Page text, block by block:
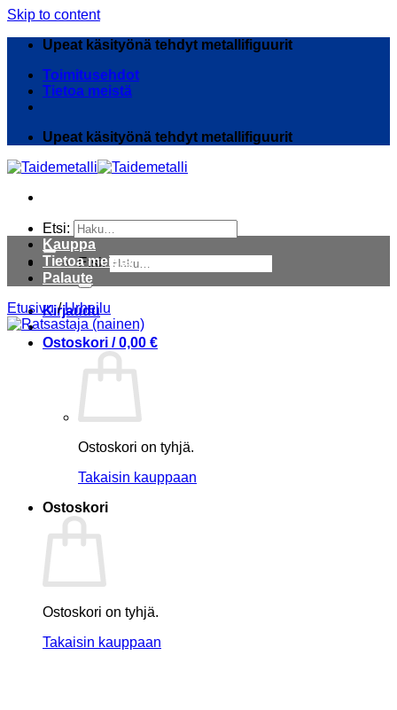
Skip to content
Upeat käsityönä tehdyt metallifiguurit
Toimitusehdot
Tietoa meistä
Upeat käsityönä tehdyt metallifiguurit
Etsi:
Etsi:
Kirjaudu
Ostoskori /0,00 €
Ostoskori on tyhjä.
Takaisin kauppaan
Ostoskori
Ostoskori on tyhjä.
Takaisin kauppaan
Kauppa
Tietoa meistä
Palaute
Etusivu / Urheilu